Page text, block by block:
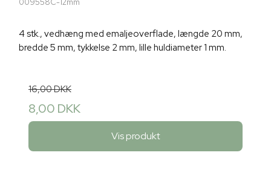
009558C-12mm
4 stk., vedhæng med emaljeoverflade, længde 20 mm,
bredde 5 mm, tykkelse 2 mm, lille huldiameter 1 mm.
16,00 DKK
8,00 DKK
Vis produkt